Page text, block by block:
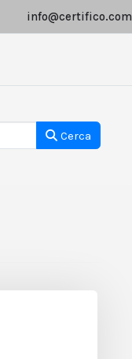
info@certifico.com
Cerca